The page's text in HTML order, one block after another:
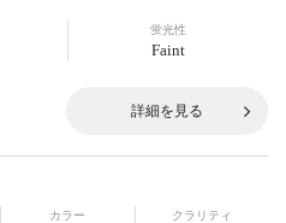
蛍光性
Faint
詳細を見る
カラー クラリティ